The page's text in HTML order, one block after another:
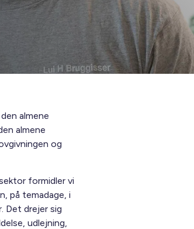
almene
almene
og
formidler vi
på temadage, i
Det drejer sig
udlejning,